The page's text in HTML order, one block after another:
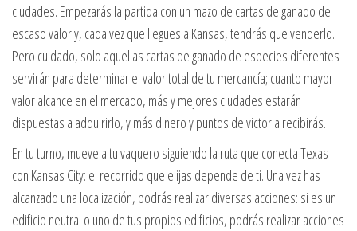
ciudades. Empezarás la partida con un mazo de cartas de ganado de
escaso valor y, cada vez que llegues a Kansas, tendrás que venderlo.
Pero cuidado, solo aquellas cartas de ganado de especies diferentes
servirán para determinar el valor total de tu mercancía; cuanto mayor
valor alcance en el mercado, más y mejores ciudades estarán
dispuestas a adquirirlo, y más dinero y puntos de victoria recibirás.
En tu turno, mueve a tu vaquero siguiendo la ruta que conecta Texas
con Kansas City: el recorrido que elijas depende de ti. Una vez has
alcanzado una localización, podrás realizar diversas acciones: si es un
edificio neutral o uno de tus propios edificios, podrás realizar acciones